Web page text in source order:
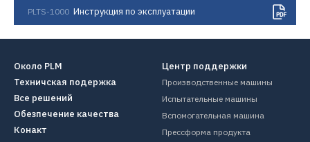
PLTS-1000 Инструкция по эксплуатации
Центр поддержки
Производственные машины
Испытательные машины
Вспомогательная машина
Прессформа продукта
Около PLM
Техничская подержка
Все решений
Обезпечение качества
Конакт